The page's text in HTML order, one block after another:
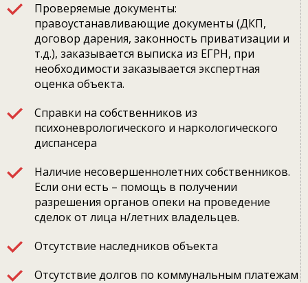
Проверяемые документы:
правоустанавливающие документы (ДКП,
договор дарения, законность приватизации и
т.д.), заказывается выписка из ЕГРН, при
необходимости заказывается экспертная
оценка объекта.
Справки на собственников из
психоневрологического и наркологического
диспансера
Наличие несовершеннолетних собственников.
Если они есть – помощь в получении
разрешения органов опеки на проведение
сделок от лица н/летних владельцев.
Отсутствие наследников объекта
Отсутствие долгов по коммунальным платежам